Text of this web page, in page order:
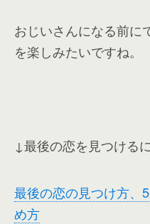
おじいさんになる前に
を楽しみたいですね。
↓最後の恋を見つけるに
最後の恋の見つけ方、
め方